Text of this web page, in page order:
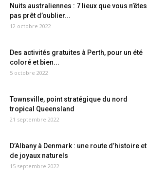
Nuits australiennes : 7 lieux que vous n’êtes
pas prêt d’oublier...
12 octobre 2022
Des activités gratuites à Perth, pour un été
coloré et bien...
5 octobre 2022
Townsville, point stratégique du nord
tropical Queensland
21 septembre 2022
D’Albany à Denmark : une route d’histoire et
de joyaux naturels
15 septembre 2022